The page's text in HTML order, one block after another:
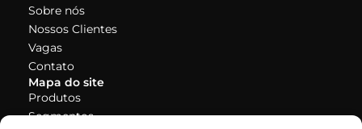
Sobre nós
Nossos Clientes
Vagas
Contato
Mapa do site
Produtos
Segmentos